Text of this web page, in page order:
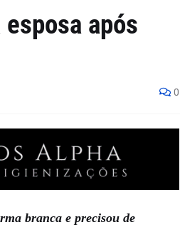
após
0
branca e precisou de